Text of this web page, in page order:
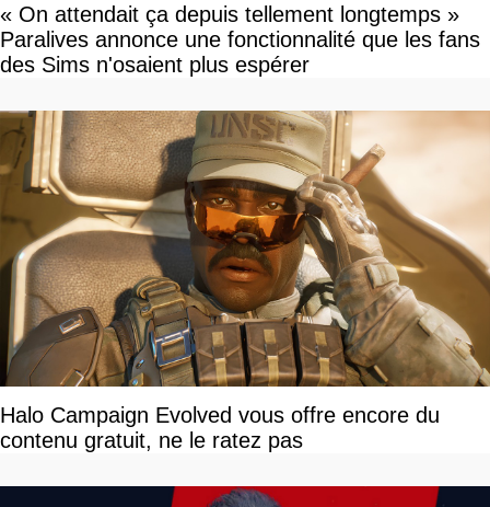
« On attendait ça depuis tellement longtemps »
Paralives annonce une fonctionnalité que les fans
des Sims n'osaient plus espérer
Halo Campaign Evolved vous offre encore du
contenu gratuit, ne le ratez pas